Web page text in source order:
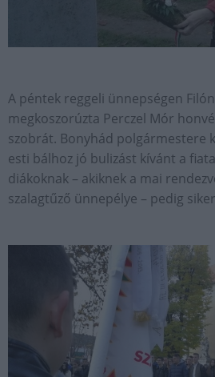
A péntek reggeli ünnepségen
megkoszorúzta Perczel Mór
szobrát. Bonyhád polgármestere
esti bálhoz jó bulizást kívánt a
diákoknak – akiknek a mai
szalagtűző ünnepélye – pedig